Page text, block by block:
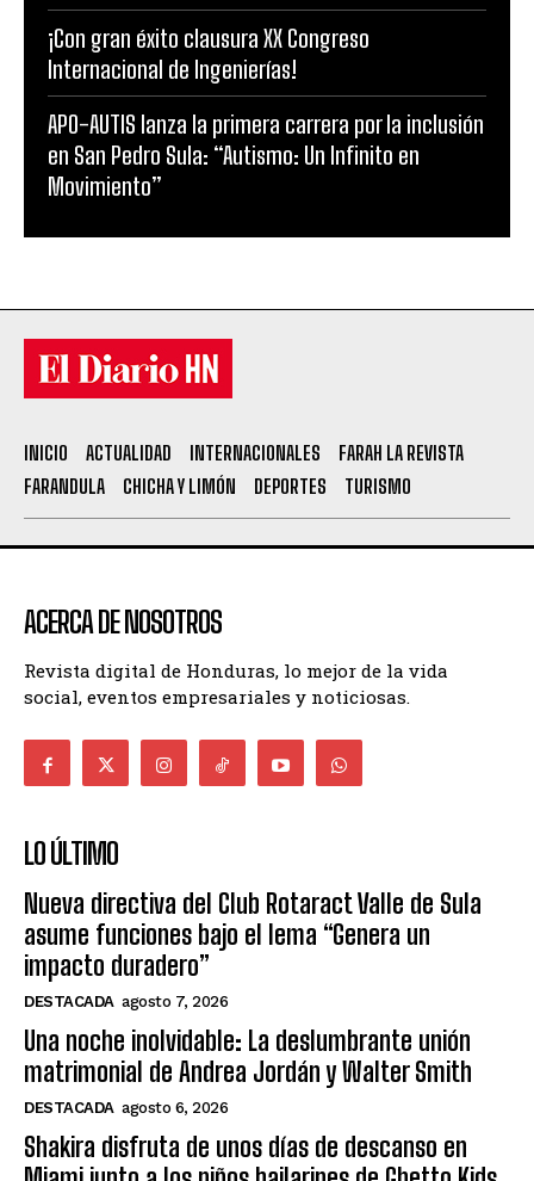
¡Con gran éxito clausura XX Congreso
Internacional de Ingenierías!
APO-AUTIS lanza la primera carrera por la inclusión
en San Pedro Sula: “Autismo: Un Infinito en
Movimiento”
INICIO ACTUALIDAD INTERNACIONALES
FARAH LA REVISTA
FARANDULA
CHICHA Y LIMÓN DEPORTES TURISMO
ACERCA DE NOSOTROS
Revista digital de Honduras, lo mejor de la vida
social, eventos empresariales y noticiosas.
LO ÚLTIMO
Nueva directiva del Club Rotaract Valle de Sula
asume funciones bajo el lema “Genera un
impacto duradero”
DESTACADA agosto 7, 2026
Una noche inolvidable: La deslumbrante unión
matrimonial de Andrea Jordán y Walter Smith
DESTACADA agosto 6, 2026
Shakira disfruta de unos días de descanso en